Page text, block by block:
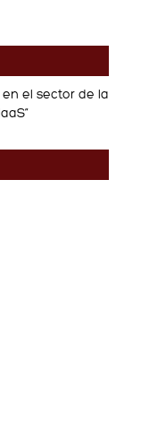
el sector de la